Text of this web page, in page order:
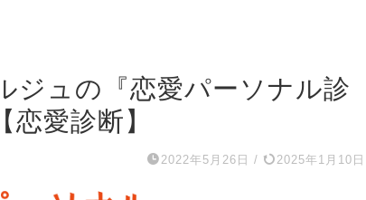
ジュの『恋愛パーソナル診
愛診断】
2022年5月26日 / 2025年1月10日